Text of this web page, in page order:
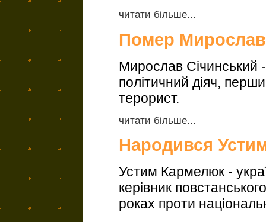
читати більше...
Помер
Мирослав Січинський
політичний діяч,
терорист.
читати більше...
Народився
Устим Кармелюк -
керівник
роках проти